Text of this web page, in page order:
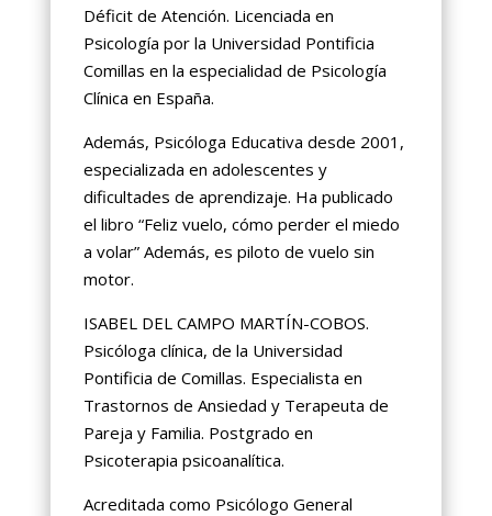
Déficit de Atención. Licenciada en
Psicología por la Universidad Pontificia
Comillas en la especialidad de Psicología
Clínica en España.
Además, Psicóloga Educativa desde 2001,
especializada en adolescentes y
dificultades de aprendizaje. Ha publicado
el libro “Feliz vuelo, cómo perder el miedo
a volar” Además, es piloto de vuelo sin
motor.
ISABEL DEL CAMPO MARTÍN-COBOS.
Psicóloga clínica, de la Universidad
Pontificia de Comillas. Especialista en
Trastornos de Ansiedad y Terapeuta de
Pareja y Familia. Postgrado en
Psicoterapia psicoanalítica.
Acreditada como Psicólogo General